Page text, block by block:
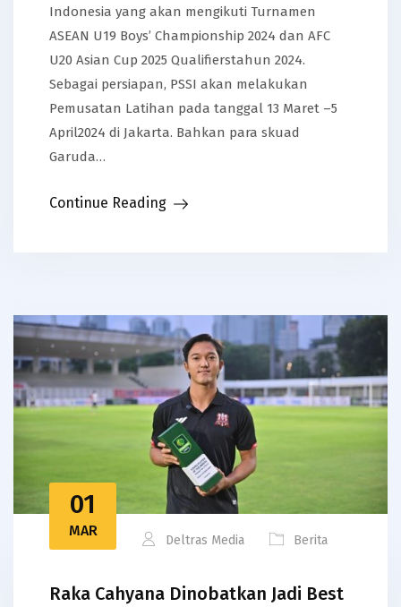
Indonesia yang akan mengikuti Turnamen
ASEAN U19 Boys’ Championship 2024 dan AFC
U20 Asian Cup 2025 Qualifierstahun 2024.
Sebagai persiapan, PSSI akan melakukan
Pemusatan Latihan pada tanggal 13 Maret –5
April2024 di Jakarta. Bahkan para skuad
Garuda…
Continue Reading
01
MAR
Deltras Media Berita
Raka Cahyana Dinobatkan Jadi Best